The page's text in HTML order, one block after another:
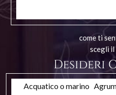
come ti
scegli
Desideri
Acquatico o marino